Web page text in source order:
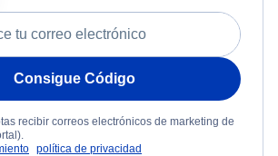
Consigue Código
recibir correos electrónicos de marketing de
política de privacidad